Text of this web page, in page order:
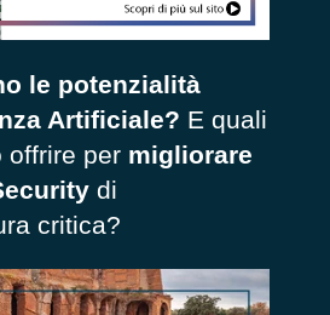
le potenzialità
Artificiale? E quali
offrire per migliorare
di
critica?